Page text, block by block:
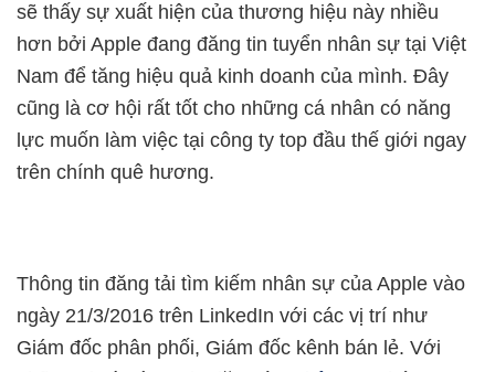
sẽ thấy sự xuất hiện của thương hiệu này nhiều
hơn bởi Apple đang đăng tin tuyển nhân sự tại Việt
Nam để tăng hiệu quả kinh doanh của mình. Đây
cũng là cơ hội rất tốt cho những cá nhân có năng
lực muốn làm việc tại công ty top đầu thế giới ngay
trên chính quê hương.
Thông tin đăng tải tìm kiếm nhân sự của Apple vào
ngày 21/3/2016 trên LinkedIn với các vị trí như
Giám đốc phân phối, Giám đốc kênh bán lẻ. Với